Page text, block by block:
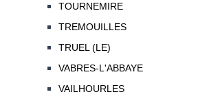
TOURNEMIRE
TREMOUILLES
TRUEL (LE)
VABRES-L'ABBAYE
VAILHOURLES